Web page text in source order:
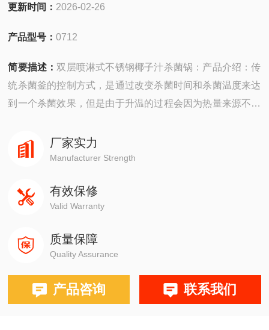
更新时间： 2026-02-26
产品型号：0712
简要描述： 双层喷淋式不锈钢椰子汁杀菌锅：产品介绍：传
统杀菌釜的控制方式，是通过改变杀菌时间和杀菌温度来达
到一个杀菌效果，但是由于升温的过程会因为热量来源不稳
批次的杀菌效果不*。F值杀菌釜采用预先设置杀菌效果（F
值）来控制整个杀菌过程，是杀菌效果变得直观、可控，且
积影响，实现食品“商业无菌"的标准化
厂家实力
Manufacturer Strength
有效保修
Valid Warranty
质量保障
Quality Assurance
产品咨询 联系我们